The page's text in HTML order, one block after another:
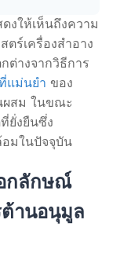
งให้เห็นถึงความ
ร์เครื่องสำอาง
างจากวิธีการ
แม่นยำ ของ
สม ในขณะ
ยั่งยืนซึ่ง
มในปัจจุบัน
กลักษณ์
ต้านอนุมูล